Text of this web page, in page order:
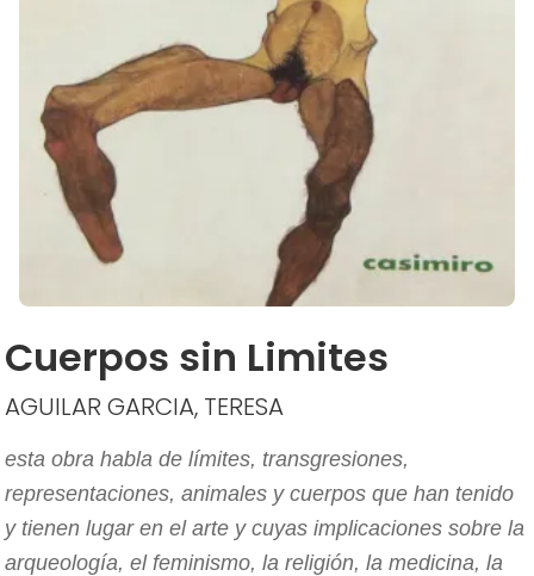
Cuerpos sin Limites
AGUILAR GARCIA, TERESA
esta obra habla de límites, transgresiones,
representaciones, animales y cuerpos que han tenido
y tienen lugar en el arte y cuyas implicaciones sobre la
arqueología, el feminismo, la religión, la medicina, la